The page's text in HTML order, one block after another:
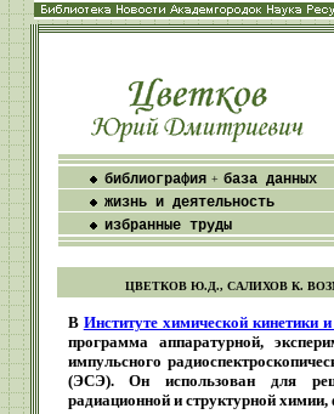
библиография + база данных
жизнь и деятельность
избранные труды
ЦВЕТКОВ Ю.Д., САЛИХОВ К.
В Институте химической
программа аппаратурной,
импульсного
(ЭСЭ). Он использован для
радиационной и структурной